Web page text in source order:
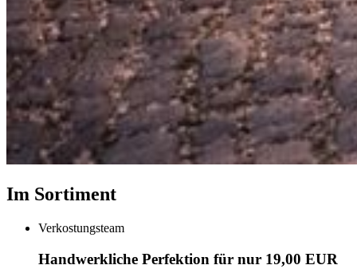
Im Sortiment
Verkostungsteam
Handwerkliche Perfektion für nur 19,00 EUR